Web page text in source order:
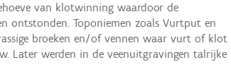
van klotwinning waardoor de
ontstonden. Toponiemen zoals Vurtput en
broeken en/of vennen waar vurt of klot
Later werden in de veenuitgravingen talrijke